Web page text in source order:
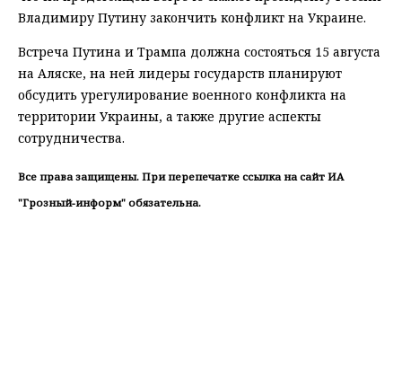
Владимиру Путину закончить конфликт на Украине.
Встреча Путина и Трампа должна состояться 15 августа
на Аляске, на ней лидеры государств планируют
обсудить урегулирование военного конфликта на
территории Украины, а также другие аспекты
сотрудничества.
Все права защищены. При перепечатке ссылка на сайт ИА
"Грозный-информ" обязательна.